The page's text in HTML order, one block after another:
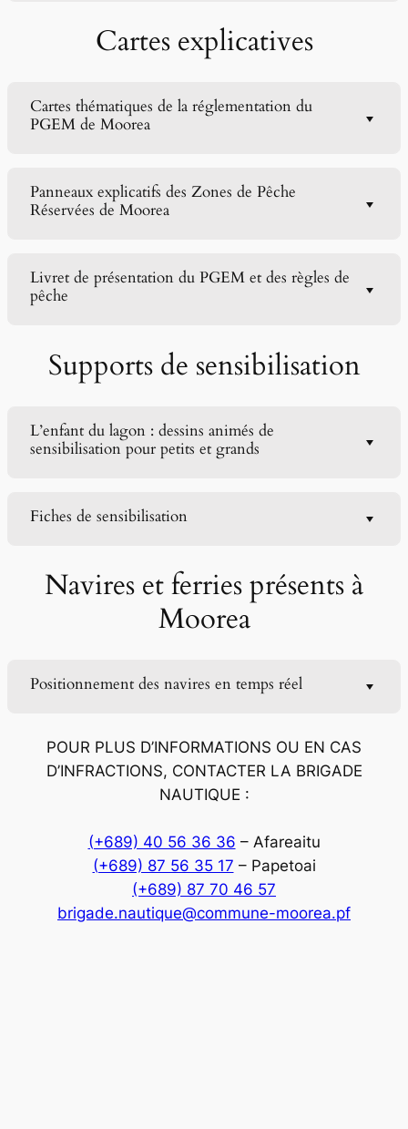
Cartes explicatives
Cartes thématiques de la réglementation du
PGEM de Moorea
Panneaux explicatifs des Zones de Pêche
Réservées de Moorea
Livret de présentation du PGEM et des règles de
pêche
Supports de sensibilisation
L’enfant du lagon : dessins animés de
sensibilisation pour petits et grands
Fiches de sensibilisation
Navires et ferries présents à
Moorea
Positionnement des navires en temps réel
POUR PLUS D’INFORMATIONS OU EN CAS
D’INFRACTIONS, CONTACTER LA BRIGADE
NAUTIQUE :
(+689) 40 56 36 36 – Afareaitu
(+689) 87 56 35 17 – Papetoai
(+689) 87 70 46 57
brigade.nautique@commune-moorea.pf